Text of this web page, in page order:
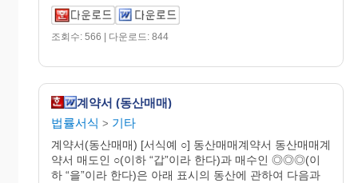
조회수: 566 | 다운로드: 844
계약서 (동산매매)
법률서식 > 기타
계약서(동산매매) [서식예 ○] 동산매매계약서 동산매매계
약서 매도인 ○(이하 “갑”이라 한다)과 매수인 ◎◎◎(이
하 “을”이라 한다)은 아래 표시의 동산에 관하여 다음과